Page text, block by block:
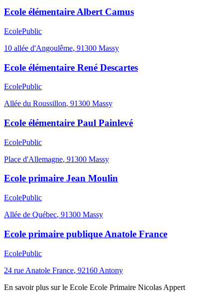
Ecole élémentaire Albert Camus
EcolePublic
10 allée d'Angoulême, 91300 Massy
Ecole élémentaire René Descartes
EcolePublic
Allée du Roussillon, 91300 Massy
Ecole élémentaire Paul Painlevé
EcolePublic
Place d'Allemagne, 91300 Massy
Ecole primaire Jean Moulin
EcolePublic
Allée de Québec, 91300 Massy
Ecole primaire publique Anatole France
EcolePublic
24 rue Anatole France, 92160 Antony
En savoir plus sur le Ecole Ecole Primaire Nicolas Appert